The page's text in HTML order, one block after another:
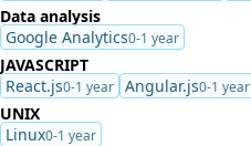
Data analysis
Google Analytics0-1 year
JAVASCRIPT
React.js0-1 year Angular.js0-1 year
UNIX
Linux0-1 year